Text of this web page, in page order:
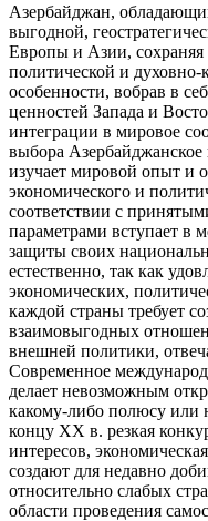
Азербайджан,
выгодной,
Европы и Азии, сохраняя
политической и
особенности, вобрав в
ценностей Запада и
интеграции в мировое
выбора Азербайджанское
изучает мировой опыт и
экономического и
соответствии с
параметрами вступает в
защиты своих
естественно, так как
экономических,
каждой страны требует
взаимовыгодных
внешней политики,
Современное
делает невозможным
какому-либо полюсу или
концу XX в. резкая
интересов,
создают для недавно
относительно слабых
области проведения